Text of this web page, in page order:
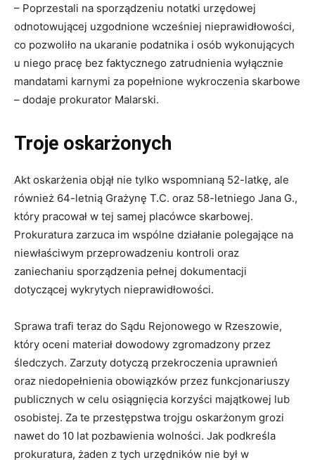
– Poprzestali na sporządzeniu notatki urzędowej
odnotowującej uzgodnione wcześniej nieprawidłowości,
co pozwoliło na ukaranie podatnika i osób wykonujących
u niego pracę bez faktycznego zatrudnienia wyłącznie
mandatami karnymi za popełnione wykroczenia skarbowe
– dodaje prokurator Malarski.
Troje oskarżonych
Akt oskarżenia objął nie tylko wspomnianą 52-latkę, ale
również 64-letnią Grażynę T.C. oraz 58-letniego Jana G.,
który pracował w tej samej placówce skarbowej.
Prokuratura zarzuca im wspólne działanie polegające na
niewłaściwym przeprowadzeniu kontroli oraz
zaniechaniu sporządzenia pełnej dokumentacji
dotyczącej wykrytych nieprawidłowości.
Sprawa trafi teraz do Sądu Rejonowego w Rzeszowie,
który oceni materiał dowodowy zgromadzony przez
śledczych. Zarzuty dotyczą przekroczenia uprawnień
oraz niedopełnienia obowiązków przez funkcjonariuszy
publicznych w celu osiągnięcia korzyści majątkowej lub
osobistej. Za te przestępstwa trojgu oskarżonym grozi
nawet do 10 lat pozbawienia wolności. Jak podkreśla
prokuratura, żaden z tych urzędników nie był w